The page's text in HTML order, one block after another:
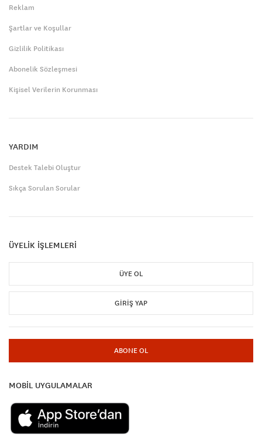
Reklam
Şartlar ve Koşullar
Gizlilik Politikası
Abonelik Sözleşmesi
Kişisel Verilerin Korunması
YARDIM
Destek Talebi Oluştur
Sıkça Sorulan Sorular
ÜYELİK İŞLEMLERİ
ÜYE OL
GIRIŞ YAP
ABONE OL
MOBİL UYGULAMALAR